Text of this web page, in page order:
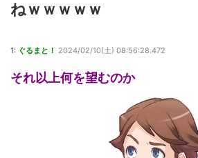
ねｗｗｗｗｗ
1: ぐるまと！ 2024/02/10(土) 08:56:28.472
それ以上何を望むのか